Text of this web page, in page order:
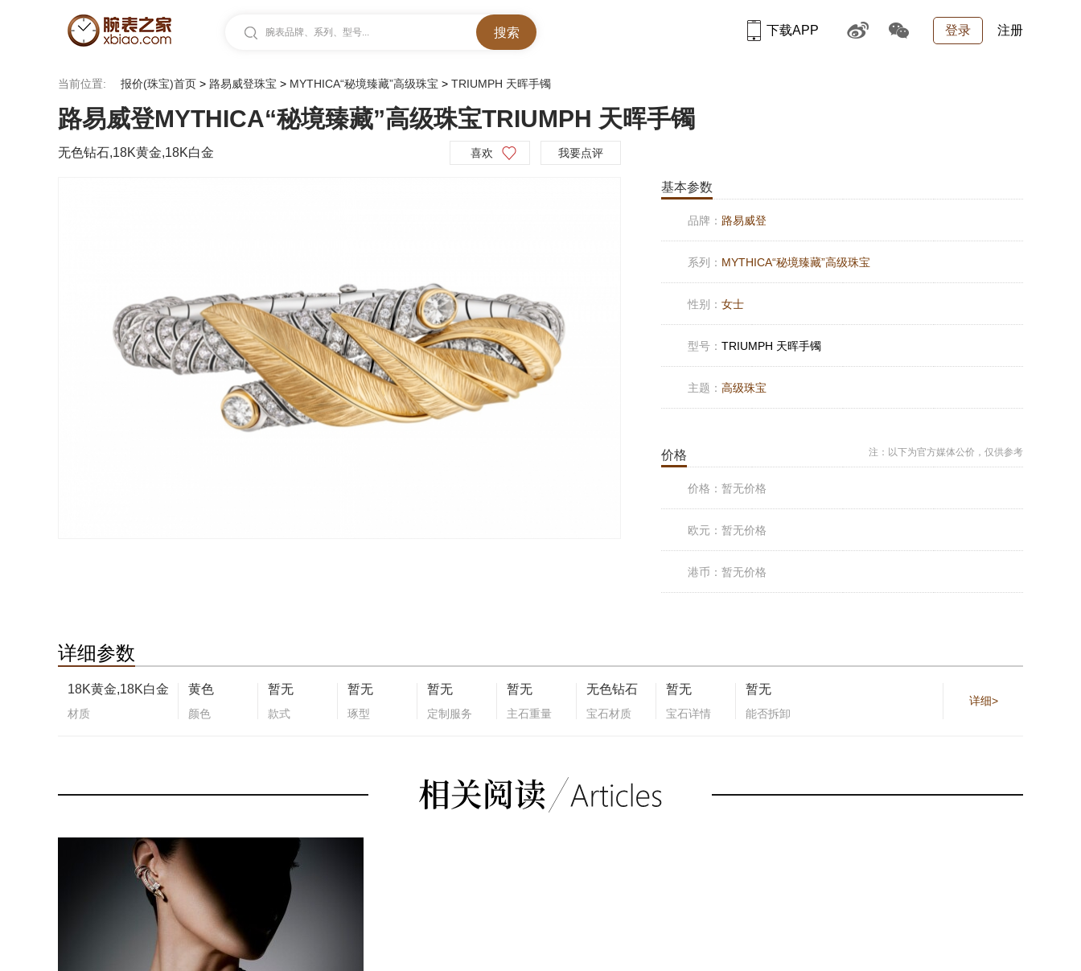
腕表品牌、系列、型号... 登录 注册
下载APP
当前位置: 报价(珠宝)首页 > 路易威登珠宝 > MYTHICA“秘境臻藏”高级珠宝 > TRIUMPH 天晖手镯
路易威登MYTHICA“秘境臻藏”高级珠宝TRIUMPH 天晖手镯
无色钻石,18K黄金,18K白金 喜欢 我要点评
基本参数
品牌： 路易威登
系列： MYTHICA“秘境臻藏”高级珠宝
性别： 女士
型号： TRIUMPH 天晖手镯
主题： 高级珠宝
价格 注：以下为官方媒体公价，仅供参考
价格： 暂无价格
欧元： 暂无价格
港币： 暂无价格
详细参数
18K黄金,18K白金
材质
黄色
颜色
暂无
款式
暂无
琢型
暂无
定制服务
暂无
主石重量
无色钻石
宝石材质
暂无
宝石详情
暂无
能否拆卸
详细>